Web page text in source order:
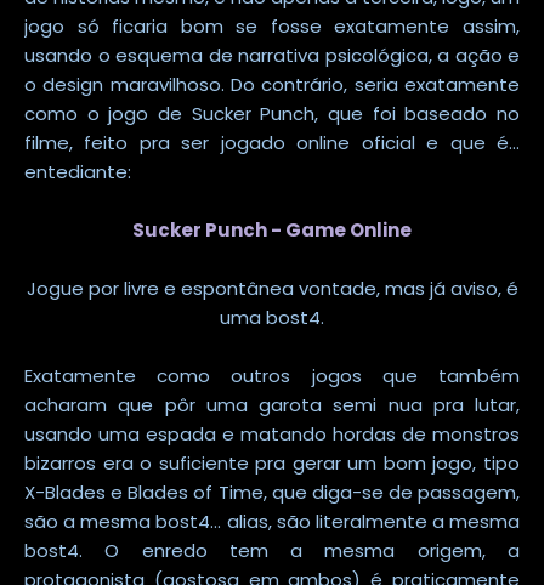
jogo só ficaria bom se fosse exatamente assim,
usando o esquema de narrativa psicológica, a ação e
o design maravilhoso. Do contrário, seria exatamente
como o jogo de Sucker Punch, que foi baseado no
filme, feito pra ser jogado online oficial e que é...
entediante:
Sucker Punch - Game Online
Jogue por livre e espontânea vontade, mas já aviso, é
uma bost4.
Exatamente como outros jogos que também
acharam que pôr uma garota semi nua pra lutar,
usando uma espada e matando hordas de monstros
bizarros era o suficiente pra gerar um bom jogo, tipo
X-Blades e Blades of Time, que diga-se de passagem,
são a mesma bost4... alias, são literalmente a mesma
bost4. O enredo tem a mesma origem, a
protagonista (gostosa em ambos) é praticamente